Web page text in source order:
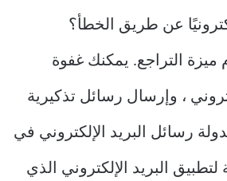
عن طريق الخطأ؟
ميزة التراجع. يمكنك غفوة
، وإرسال رسائل تذكيرية
رسائل البريد الإلكتروني في
البريد الإلكتروني الذي